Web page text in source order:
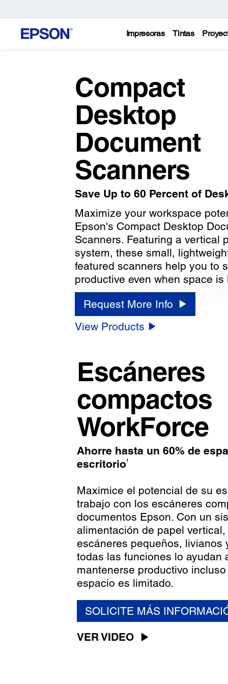
Impresoras Tintas
Compact
Desktop
Document
Scanners
Save Up to 60 Percent of
Maximize your workspace
Epson's Compact Desktop
Scanners. Featuring a vertical
system, these small,
featured scanners help you to
productive even when space is
Request More Info
View Products
Escáneres
compactos
WorkForce
Ahorre hasta un 60% de
escritorio1
Maximice el potencial de su
trabajo con los escáneres
documentos Epson. Con un
alimentación de papel
escáneres pequeños, livianos
todas las funciones lo ayudan
mantenerse productivo
espacio es limitado.
SOLICITE MÁS
VER VIDEO